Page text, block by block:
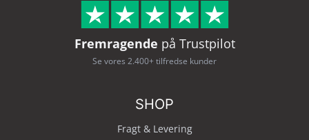
Fremragende på Trustpilot
Se vores 2.400+ tilfredse kunder
SHOP
Fragt & Levering